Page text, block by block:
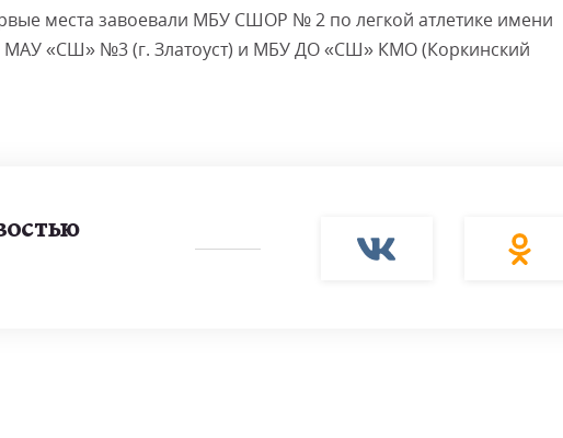
места завоевали МБУ СШОР № 2 по легкой атлетике имени
МАУ «СШ» №3 (г. Златоуст) и МБУ ДО «СШ» КМО (Коркинский